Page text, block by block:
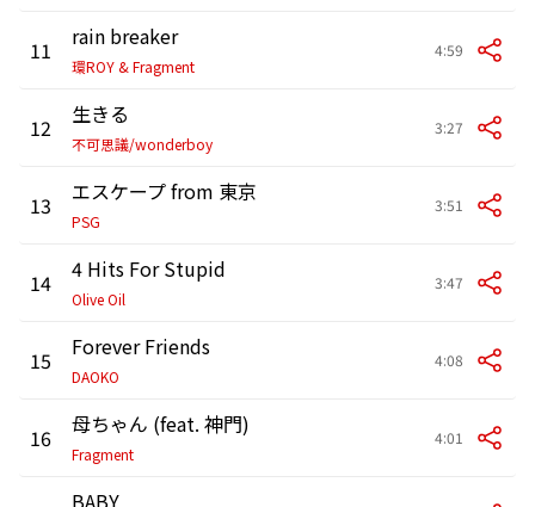
11 rain breaker
環ROY & Fragment
4:59
12 生きる
不可思議/wonderboy
3:27
13 エスケープ from 東京
PSG
3:51
14 4 Hits For Stupid
Olive Oil
3:47
15 Forever Friends
DAOKO
4:08
16 母ちゃん (feat. 神門)
Fragment
4:01
BABY